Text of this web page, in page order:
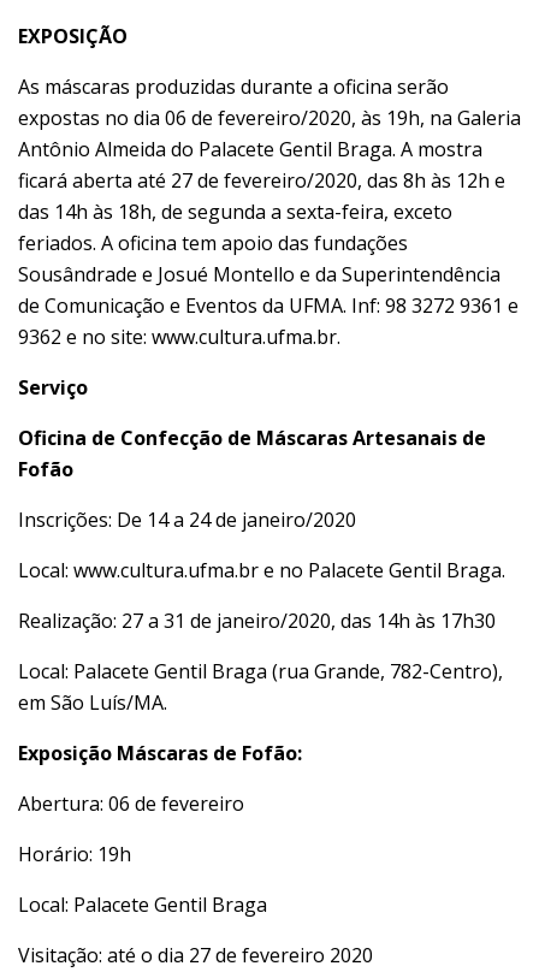
EXPOSIÇÃO
As máscaras produzidas durante a oficina serão
expostas no dia 06 de fevereiro/2020, às 19h, na Galeria
Antônio Almeida do Palacete Gentil Braga. A mostra
ficará aberta até 27 de fevereiro/2020, das 8h às 12h e
das 14h às 18h, de segunda a sexta-feira, exceto
feriados. A oficina tem apoio das fundações
Sousândrade e Josué Montello e da Superintendência
de Comunicação e Eventos da UFMA. Inf: 98 3272 9361 e
9362 e no site: www.cultura.ufma.br.
Serviço
Oficina de Confecção de Máscaras Artesanais de
Fofão
Inscrições: De 14 a 24 de janeiro/2020
Local: www.cultura.ufma.bre no Palacete Gentil Braga.
Realização: 27 a 31 de janeiro/2020, das 14h às 17h30
Local: Palacete Gentil Braga (rua Grande, 782-Centro),
em São Luís/MA.
Exposição Máscaras de Fofão:
Abertura: 06 de fevereiro
Horário: 19h
Local: Palacete Gentil Braga
Visitação: até o dia 27 de fevereiro 2020